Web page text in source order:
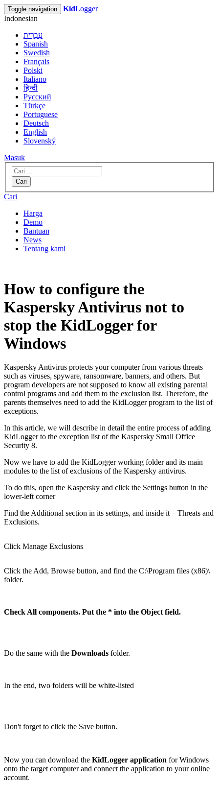
Toggle navigation KidLogger
Indonesian
עִבְרִית
Spanish
Swedish
Français
Polski
Italiano
हिन्दी
Русский
Türkçe
Portuguese
Deutsch
English
Slovenský
Masuk
Cari
Cari
Harga
Demo
Bantuan
News
Tentang kami
How to configure the
Kaspersky Antivirus not to
stop the KidLogger for
Windows
Kaspersky Antivirus protects your computer from various threats
such as viruses, spyware, ransomware, banners, and others. But
program developers are not supposed to know all existing parental
control programs and add them to the exclusion list. Therefore, the
parents themselves need to add the KidLogger program to the list of
exceptions.
In this article, we will describe in detail the entire process of adding
KidLogger to the exception list of the Kaspersky Small Office
Security 8.
Now we have to add the KidLogger working folder and its main
modules to the list of exclusions of the Kaspersky antivirus.
To do this, open the Kaspersky and click the Settings button in the
lower-left corner
Find the Additional section in its settings, and inside it – Threats and
Exclusions.
Click Manage Exclusions
Click the Add, Browse button, and find the C:\Program files (x86)\
folder.
Check All components. Put the * into the Object field.
Do the same with the Downloads folder.
In the end, two folders will be white-listed
Don't forget to click the Save button.
Now you can download the KidLogger application for Windows
onto the target computer and connect the application to your online
account.